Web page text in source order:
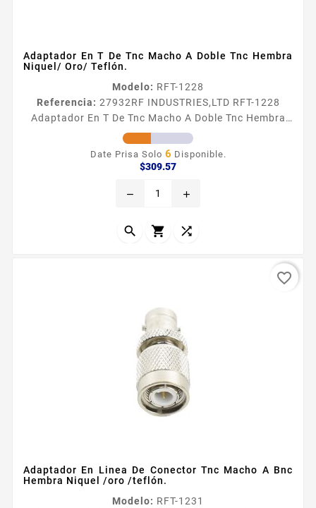
Adaptador En T De Tnc Macho A Doble Tnc Hembra
Niquel/ Oro/ Teflón.
Modelo: RFT-1228
Referencia: 27932RF INDUSTRIES,LTD RFT-1228
Adaptador En T De Tnc Macho A Doble Tnc Hembra
Niquel/ Oro/ Teflón. Adaptador en T de TNC Macho a
Doble TNC Hembra Tipo de Adaptador De Conector
TNC Macho a Doble TNC Hembra Modo de Montaje En
Central Oro Aislante Dieleacutectrico Tefloacuten
Date Prisa Solo 6 Disponible.
$309.57Precio
remove add
  
Adaptador En Linea De Conector Tnc Macho A Bnc
Hembra Niquel /oro /teflón.
Modelo: RFT-1231
favorite_border